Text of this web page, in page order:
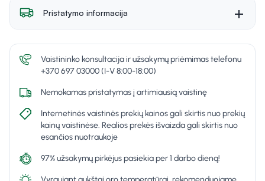
Pristatymo informacija
Vaistininko konsultacija ir užsakymų priėmimas telefonu
+370 697 03000 (I-V 8:00-18:00)
Nemokamas pristatymas į artimiausią vaistinę
Internetinės vaistinės prekių kainos gali skirtis nuo prekių
kainų vaistinėse. Realios prekės išvaizda gali skirtis nuo
esančios nuotraukoje
97% užsakymų pirkėjus pasiekia per 1 darbo dieną!